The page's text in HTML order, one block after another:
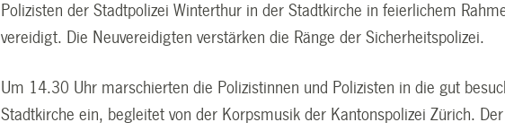
Polizisten der Stadtpolizei Winterthur in der Stadtkirche in feierlichem
vereidigt. Die Neuvereidigten verstärken die Ränge der Sicherheitspolizei.
Um 14.30 Uhr marschierten die Polizistinnen und Polizisten in die gut
Stadtkirche ein, begleitet von der Korpsmusik der Kantonspolizei Zürich. Der